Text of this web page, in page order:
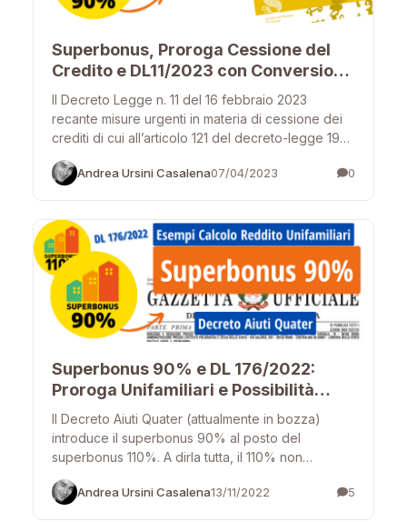
Superbonus, Proroga Cessione del
Credito e DL11/2023 con Conversione
in Legge
Il Decreto Legge n. 11 del 16 febbraio 2023
recante misure urgenti in materia di cessione dei
crediti di cui all’articolo 121 del decreto-legge 19…
Andrea Ursini Casalena07/04/2023 0
Superbonus 90% e DL 176/2022:
Proroga Unifamiliari e Possibilità
110% per i Condomìni nel 2023
Il Decreto Aiuti Quater (attualmente in bozza)
introduce il superbonus 90% al posto del
superbonus 110%. A dirla tutta, il 110% non
scompare definitivamente: infatti...
Andrea Ursini Casalena13/11/2022 5